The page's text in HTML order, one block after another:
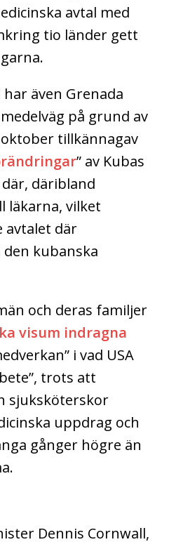
avtal med
tio länder gett
även Grenada
på grund av
tillkännagav
” av Kubas
däribland
läkarna, vilket
avtalet där
kubanska
och deras familjer
visum indragna
i vad USA
trots att
sjuksköterskor
uppdrag och
gånger högre än
Dennis Cornwall,